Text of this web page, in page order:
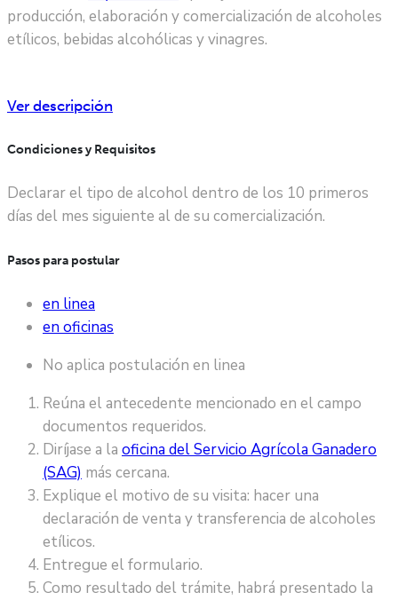
producción, elaboración y comercialización de alcoholes
etílicos, bebidas alcohólicas y vinagres.
Ver descripción
Condiciones y Requisitos
Declarar el tipo de alcohol dentro de los 10 primeros
días del mes siguiente al de su comercialización.
Pasos para postular
en linea
en oficinas
No aplica postulación en linea
Reúna el antecedente mencionado en el campo
documentos requeridos.
Diríjase a la oficina del Servicio Agrícola Ganadero
(SAG) más cercana.
Explique el motivo de su visita: hacer una
declaración de venta y transferencia de alcoholes
etílicos.
Entregue el formulario.
Como resultado del trámite, habrá presentado la